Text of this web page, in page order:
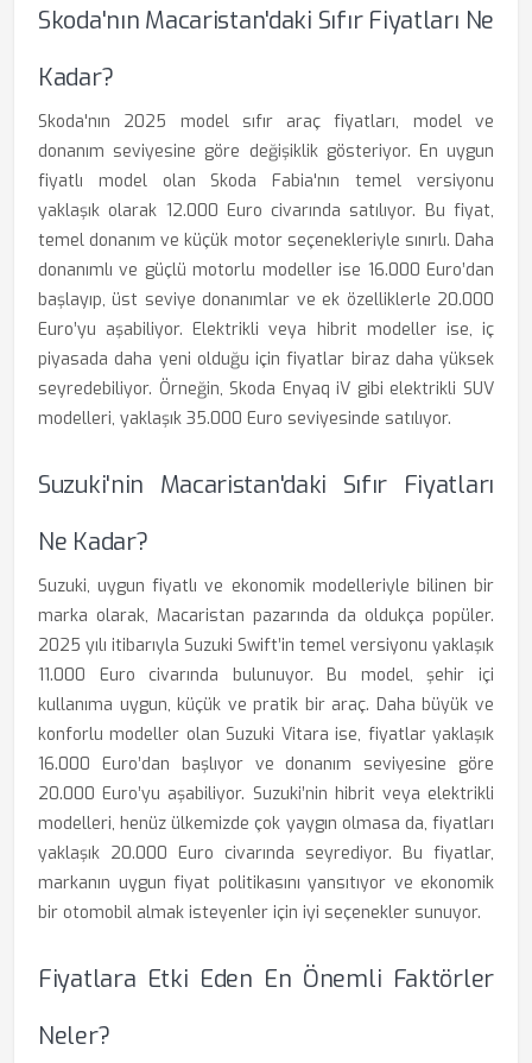
Skoda'nın Macaristan'daki Sıfır Fiyatları Ne
Kadar?
Skoda'nın 2025 model sıfır araç fiyatları, model ve
donanım seviyesine göre değişiklik gösteriyor. En uygun
fiyatlı model olan Skoda Fabia'nın temel versiyonu
yaklaşık olarak 12.000 Euro civarında satılıyor. Bu fiyat,
temel donanım ve küçük motor seçenekleriyle sınırlı. Daha
donanımlı ve güçlü motorlu modeller ise 16.000 Euro’dan
başlayıp, üst seviye donanımlar ve ek özelliklerle 20.000
Euro’yu aşabiliyor. Elektrikli veya hibrit modeller ise, iç
piyasada daha yeni olduğu için fiyatlar biraz daha yüksek
seyredebiliyor. Örneğin, Skoda Enyaq iV gibi elektrikli SUV
modelleri, yaklaşık 35.000 Euro seviyesinde satılıyor.
Suzuki'nin Macaristan'daki Sıfır Fiyatları
Ne Kadar?
Suzuki, uygun fiyatlı ve ekonomik modelleriyle bilinen bir
marka olarak, Macaristan pazarında da oldukça popüler.
2025 yılı itibarıyla Suzuki Swift’in temel versiyonu yaklaşık
11.000 Euro civarında bulunuyor. Bu model, şehir içi
kullanıma uygun, küçük ve pratik bir araç. Daha büyük ve
konforlu modeller olan Suzuki Vitara ise, fiyatlar yaklaşık
16.000 Euro’dan başlıyor ve donanım seviyesine göre
20.000 Euro’yu aşabiliyor. Suzuki’nin hibrit veya elektrikli
modelleri, henüz ülkemizde çok yaygın olmasa da, fiyatları
yaklaşık 20.000 Euro civarında seyrediyor. Bu fiyatlar,
markanın uygun fiyat politikasını yansıtıyor ve ekonomik
bir otomobil almak isteyenler için iyi seçenekler sunuyor.
Fiyatlara Etki Eden En Önemli Faktörler
Neler?